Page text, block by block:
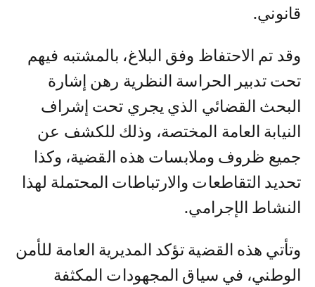
قانوني.
وقد تم الاحتفاظ وفق البلاغ، بالمشتبه فيهم
تحت تدبير الحراسة النظرية رهن إشارة
البحث القضائي الذي يجري تحت إشراف
النيابة العامة المختصة، وذلك للكشف عن
جميع ظروف وملابسات هذه القضية، وكذا
تحديد التقاطعات والارتباطات المحتملة لهذا
النشاط الإجرامي.
وتأتي هذه القضية تؤكد المديرية العامة للأمن
الوطني، في سياق المجهودات المكثفة